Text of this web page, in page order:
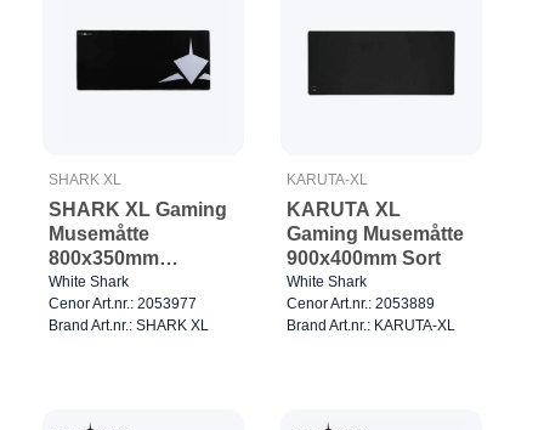
SHARK XL
SHARK XL Gaming
Musemåtte
800x350mm
Sort/Hvid
White Shark
Cenor Art.nr.: 2053977
Brand Art.nr.: SHARK XL
KARUTA-XL
KARUTA XL
Gaming Musemåtte
900x400mm Sort
White Shark
Cenor Art.nr.: 2053889
Brand Art.nr.: KARUTA-XL